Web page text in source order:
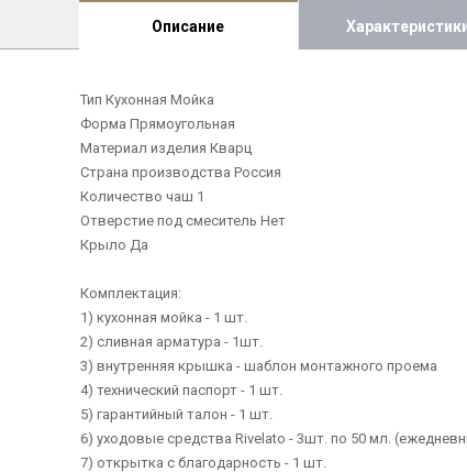
Описание
Тип Кухонная Мойка
Форма Прямоугольная
Материал изделия Кварц
Страна производства Россия
Количество чаш 1
Отверстие под смеситель Нет
Крыло Да
Комплектация:
1) кухонная мойка - 1 шт.
2) сливная арматура - 1шт.
3) внутренняя крышка - шаблон монтажного проема
4) технический паспорт - 1 шт.
5) гарантийный талон - 1 шт.
6) уходовые средства Rivelato - 3шт. по 50 мл.
7) открытка с благодарность - 1 шт.